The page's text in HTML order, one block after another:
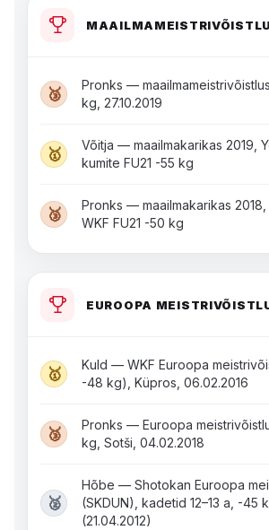
🥉
Pronks —
kg, 27.10.2019
🥇
Võitja — maailmakarikas 2019,
kumite FU21 -55 kg
🥉
Pronks — maailmakarikas 2018,
WKF FU21 -50 kg
EUROOPA
🥇
Kuld — WKF Euroopa
-48 kg), Küpros, 06.02.2016
🥉
Pronks — Euroopa
kg, Sotši, 04.02.2018
🥈
Hõbe — Shotokan Euroopa
(SKDUN), kadetid 12–13 a, -45
(21.04.2012)